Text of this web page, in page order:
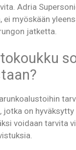
Adria
ei myöskään
jatketta.
jotka on
voidaan tarvita